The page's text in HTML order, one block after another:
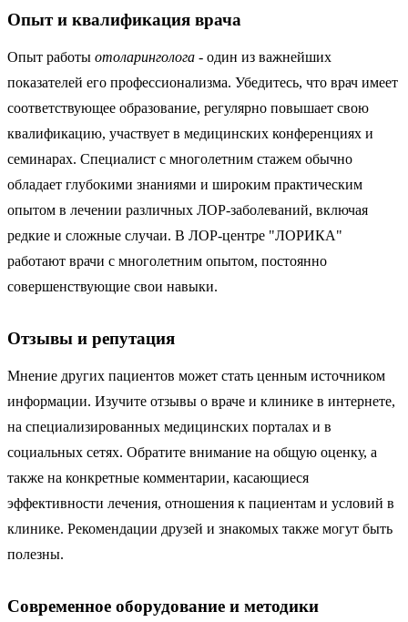
Опыт и квалификация врача
Опыт работы отоларинголога - один из важнейших
показателей его профессионализма. Убедитесь, что врач имеет
соответствующее образование, регулярно повышает свою
квалификацию, участвует в медицинских конференциях и
семинарах. Специалист с многолетним стажем обычно
обладает глубокими знаниями и широким практическим
опытом в лечении различных ЛОР-заболеваний, включая
редкие и сложные случаи. В ЛОР-центре "ЛОРИКА"
работают врачи с многолетним опытом, постоянно
совершенствующие свои навыки.
Отзывы и репутация
Мнение других пациентов может стать ценным источником
информации. Изучите отзывы о враче и клинике в интернете,
на специализированных медицинских порталах и в
социальных сетях. Обратите внимание на общую оценку, а
также на конкретные комментарии, касающиеся
эффективности лечения, отношения к пациентам и условий в
клинике. Рекомендации друзей и знакомых также могут быть
полезны.
Современное оборудование и методики